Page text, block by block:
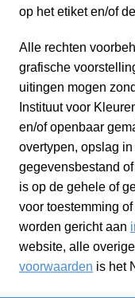
op het etiket en/of
Alle rechten
grafische
uitingen mogen
Instituut voor
en/of openbaar
overtypen, opslag
gegevensbestand
is op de gehele of
voor toestemming
worden gericht aan
website, alle
voorwaarden is het